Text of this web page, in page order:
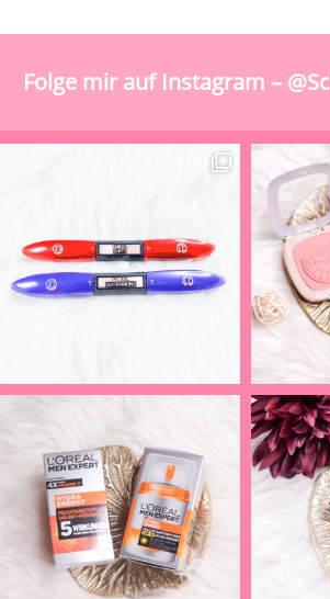
Folge mir auf Instagram –